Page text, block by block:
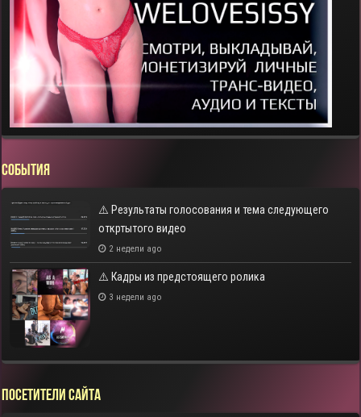
СОБЫТИЯ
⚠️ Результаты голосования и тема следующего
откртытого видео
2 недели ago
⚠️ Кадры из предстоящего ролика
3 недели ago
Посетители сайта